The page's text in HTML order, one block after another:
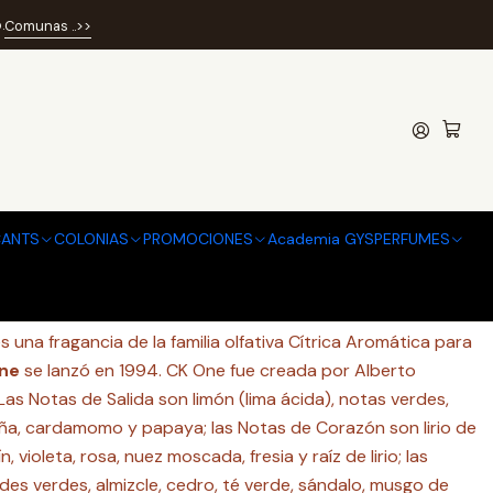
COLONIAS PROMOCIONES Academia GYSPERFUMES
Comunas ..>>
una fragancia de la familia olfativa Cítrica Aromática para
se lanzó en 1994. CK One fue creada por Alberto
Notas de Salida son limón (lima ácida), notas verdes,
cardamomo y papaya; las Notas de Corazón son lirio de
violeta, rosa, nuez moscada, fresia y raíz de lirio; las
verdes, almizcle, cedro, té verde, sándalo, musgo de